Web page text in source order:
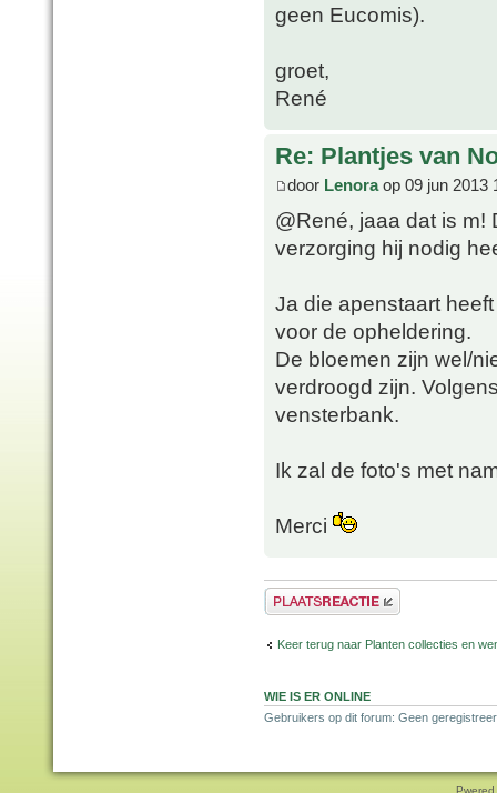
geen Eucomis).
groet,
René
Re: Plantjes van
door Lenoraop 09 jun 2013
@René, jaaa dat is
verzorging hij nodig
Ja die apenstaart
voor de opheldering.
De bloemen zijn wel/
verdroogd zijn.
vensterbank.
Ik zal de foto's met
Merci
Plaats een reactie
Keer terug naar Planten collecties en
WIE IS ER ONLINE
Gebruikers op dit forum: Geen